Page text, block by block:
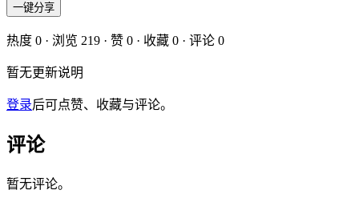
一键分享
热度 0 · 浏览 219 · 赞 0 · 收藏 0 · 评论 0
暂无更新说明
登录后可点赞、收藏与评论。
评论
暂无评论。